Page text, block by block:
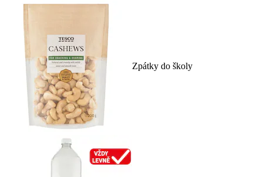
Zpátky do školy